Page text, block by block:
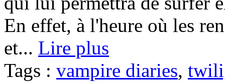
En effet, à l'heure où les
et... Lire plus
Tags : vampire diaries,